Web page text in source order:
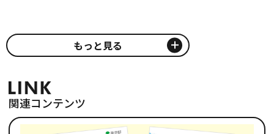
もっと見る
関連コンテンツ